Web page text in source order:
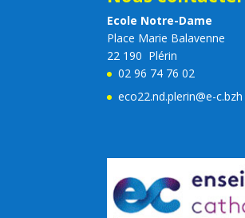
Ecole Notre-Dame
Place Marie Balavenne
22 190 Plérin
02 96 74 76 02
eco22.nd.plerin@e-c.bzh